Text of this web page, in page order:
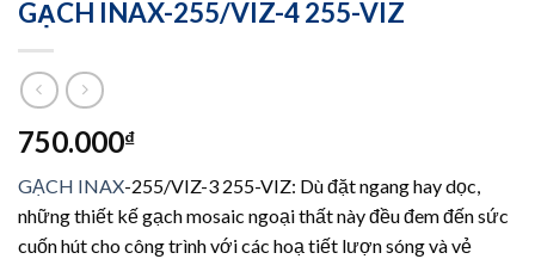
GẠCH INAX-255/VIZ-4 255-VIZ
750.000₫
GẠCH INAX-255/VIZ-3 255-VIZ: Dù đặt ngang hay dọc,
những thiết kế gạch mosaic ngoại thất này đều đem đến sức
cuốn hút cho công trình với các hoạ tiết lượn sóng và vẻ